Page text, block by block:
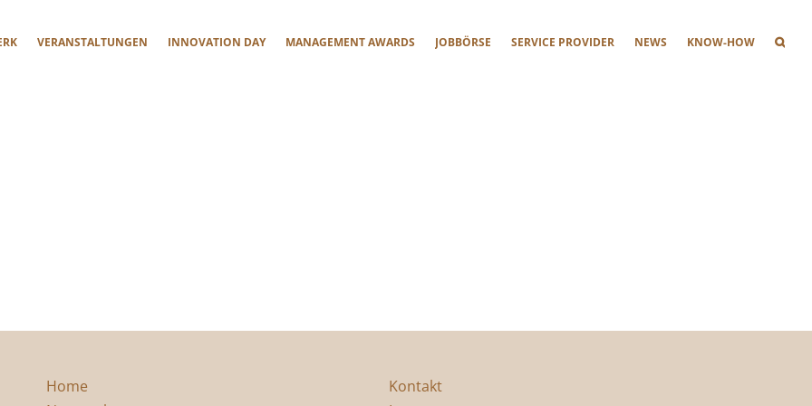
VERANSTALTUNGEN INNOVATION DAY MANAGEMENT AWARDS JOBBÖRSE SERVICE PROVIDER NEWS KNOW-HOW
Home
Kontakt